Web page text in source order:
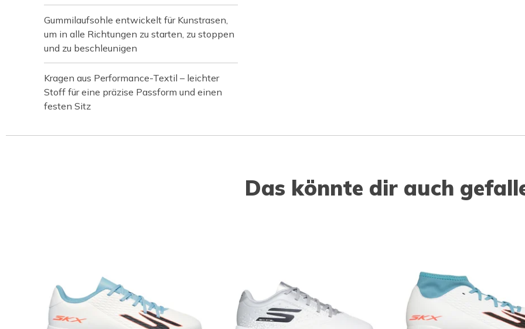
Gummilaufsohle entwickelt für Kunstrasen,
um in alle Richtungen zu starten, zu stoppen
und zu beschleunigen
Kragen aus Performance-Textil – leichter
Stoff für eine präzise Passform und einen
festen Sitz
Das könnte dir auch